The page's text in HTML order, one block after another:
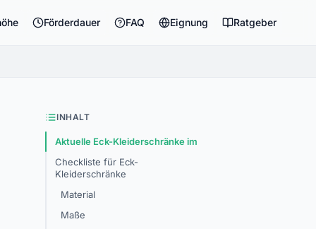
Förderdauer FAQ Eignung Ratgeber
INHALT
Aktuelle Eck-Kleiderschränke im
Checkliste für Eck-
Kleiderschränke
Material
Maße